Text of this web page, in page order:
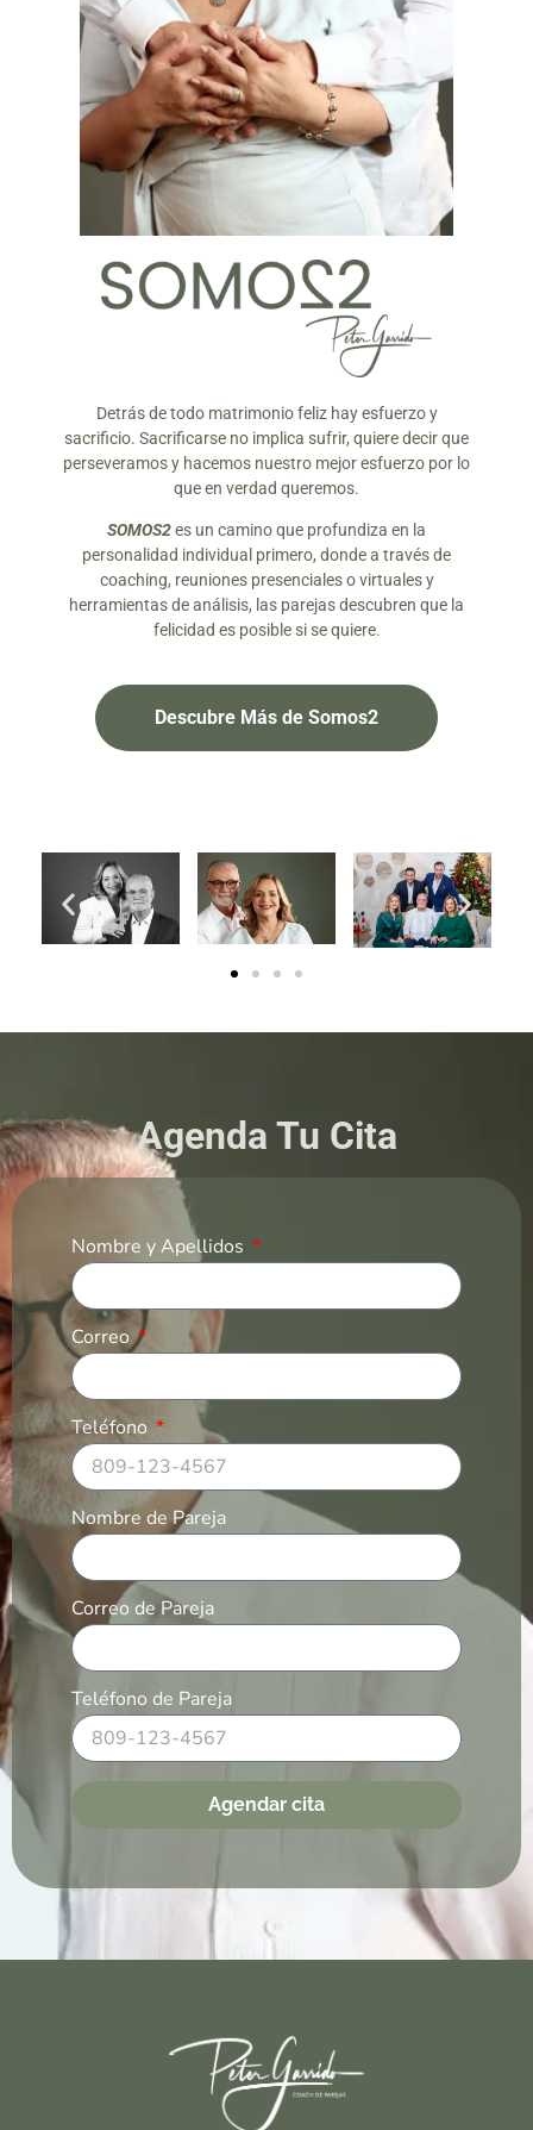
Detrás de todo matrimonio feliz hay esfuerzo y
sacrificio. Sacrificarse no implica sufrir, quiere decir que
perseveramos y hacemos nuestro mejor esfuerzo por lo
que en verdad queremos.
SOMOS2es un camino que profundiza en la
personalidad individual primero, donde a través de
coaching, reuniones presenciales o virtuales y
herramientas de análisis, las parejas descubren que la
felicidad es posible si se quiere.
Descubre Más de Somos2
Agenda Tu Cita
Nombre y Apellidos
Correo
Teléfono
Nombre de Pareja
Correo de Pareja
Teléfono de Pareja
Agendar cita